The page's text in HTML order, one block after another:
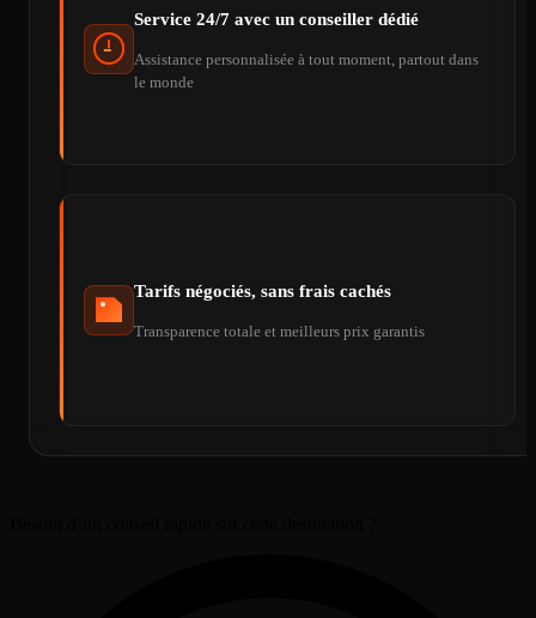
Service 24/7 avec un conseiller dédié
Assistance personnalisée à tout moment, partout dans
le monde
Tarifs négociés, sans frais cachés
Transparence totale et meilleurs prix garantis